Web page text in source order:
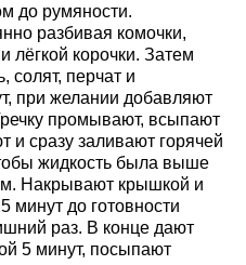
до румяности.
разбивая комочки,
лёгкой корочки. Затем
солят, перчат и
при желании добавляют
промывают, всыпают
и сразу заливают горячей
жидкость была выше
Накрывают крышкой и
минут до готовности
раз. В конце дают
5 минут, посыпают